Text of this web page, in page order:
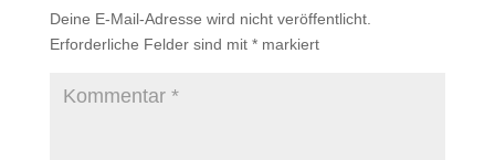
Deine E-Mail-Adresse wird nicht veröffentlicht.
Erforderliche Felder sind mit *markiert